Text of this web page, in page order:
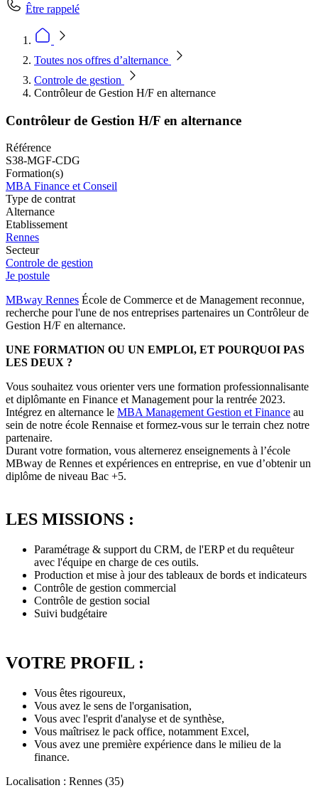
Être rappelé
Toutes nos offres d’alternance
Controle de gestion
Contrôleur de Gestion H/F en alternance
Contrôleur de Gestion H/F en alternance
Référence
S38-MGF-CDG
Formation(s)
MBA Finance et Conseil
Type de contrat
Alternance
Etablissement
Rennes
Secteur
Controle de gestion
Je postule
MBway Rennes École de Commerce et de Management reconnue,
recherche pour l'une de nos entreprises partenaires un Contrôleur de
Gestion H/F en alternance.
UNE FORMATION OU UN EMPLOI, ET POURQUOI PAS
LES DEUX ?
Vous souhaitez vous orienter vers une formation professionnalisante
et diplômante en Finance et Management pour la rentrée 2023.
Intégrez en alternance le MBA Management Gestion et Finance au
sein de notre école Rennaise et formez-vous sur le terrain chez notre
partenaire.
Durant votre formation, vous alternerez enseignements à l’école
MBway de Rennes et expériences en entreprise, en vue d’obtenir un
diplôme de niveau Bac +5.
LES MISSIONS :
Paramétrage & support du CRM, de l'ERP et du requêteur
avec l'équipe en charge de ces outils.
Production et mise à jour des tableaux de bords et indicateurs
Contrôle de gestion commercial
Contrôle de gestion social
Suivi budgétaire
VOTRE PROFIL :
Vous êtes rigoureux,
Vous avez le sens de l'organisation,
Vous avec l'esprit d'analyse et de synthèse,
Vous maîtrisez le pack office, notamment Excel,
Vous avez une première expérience dans le milieu de la
finance.
Localisation : Rennes (35)